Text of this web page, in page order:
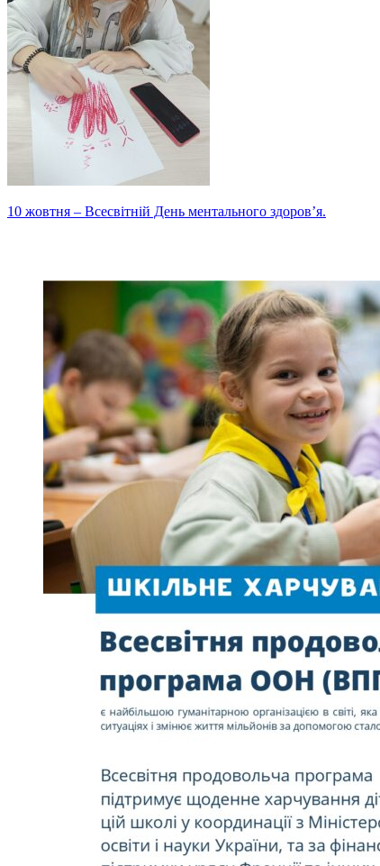
Навігація
10 жовтня – Всесвітній День ментального здоров’я.